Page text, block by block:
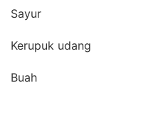
Sayur
Kerupuk udang
Buah